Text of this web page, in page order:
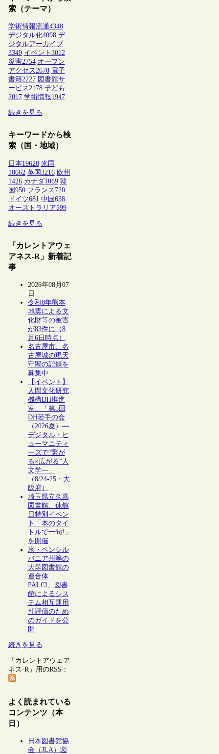
索（テーマ）
学術情報流通4348
デジタル化4098 デ
ジタルアーカイブ
3349 イベント 3012
災害2754 オープン
アクセス2678 電子
書籍2227 図書館サ
ービス2178 子ども
2017 学術情報1947
続きを見る
キーワードから検
索（国・地域）
日本19628 米国
10662 英国 3216 欧州
1426 カナダ1069 韓
国 950 フランス 720
ドイツ681 中国 638
オーストラリア599
続きを見る
「カレントアウェ
アネス-R」新着記
事
2026年08月07
日
令和8年熊本
地震による文
化財等の被害
が83件に（8
月6日時点）
名古屋市、名
古屋城の現天
守閣の記録を
募集中
【イベント】
人間文化研究
機構DH推進
室、「第5回
DH若手の会
（2026夏）―
デジタル・ヒ
ューマニティ
ーズで“繋が
る×広がる”人
文学―」
（8/24-25・大
阪府）
埼玉県立久喜
図書館、休館
日特別イベン
ト「本のタイ
トルで一句!」
を開催
米・ペンシル
バニア州等の
大学図書館の
連合体
PALCI、図書
館によるシス
テム相互運用
性評価のため
のガイドを公
開
続きを見る
「カレントアウェア
ネス-R」用のRSS：
よく読まれている
コンテンツ（本
日）
日本図書館協
会（JLA）図